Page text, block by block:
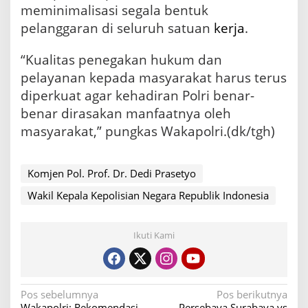
meminimalisasi segala bentuk
pelanggaran di seluruh satuan kerja.
“Kualitas penegakan hukum dan
pelayanan kepada masyarakat harus terus
diperkuat agar kehadiran Polri benar-
benar dirasakan manfaatnya oleh
masyarakat,” pungkas Wakapolri.(dk/tgh)
Komjen Pol. Prof. Dr. Dedi Prasetyo
Wakil Kepala Kepolisian Negara Republik Indonesia
Ikuti Kami
N
Pos sebelumnya
Pos berikutnya